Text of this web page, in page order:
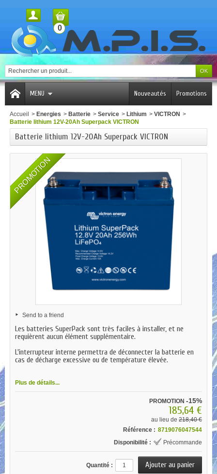
0
MENU Promotions
Nouveautés
Accueil > Energies > Batterie > Service > Lithium > VICTRON >
Batterie lithium 12V-20Ah Superpack VICTRON
Batterie lithium 12V-20Ah Superpack VICTRON
PROMOTION
Send to a friend
Les batteries SuperPack sont très faciles à installer, et ne
requièrent aucun élément supplémentaire.
L'interrupteur interne permettra de déconnecter la batterie en
cas de décharge excessive ou de température élevée.
Plus de détails...
PROMOTION -15%
185,64 €
au lieu de 218,40 €
Référence : 8719076047544
Disponibilité :
Précommande
Quantité :